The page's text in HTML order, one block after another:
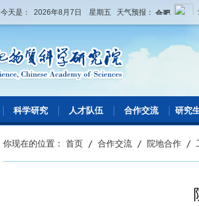
今天是： 2026年8月7日 星期五 天气预报：
科学研究 人才队伍 合作交流 研究
你现在的位置： 首页 / 合作交流 / 院地合作 /